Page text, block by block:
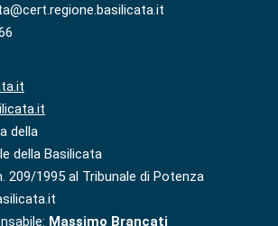
della
della Basilicata
209/1995 al Tribunale di Potenza
Massimo Brancati